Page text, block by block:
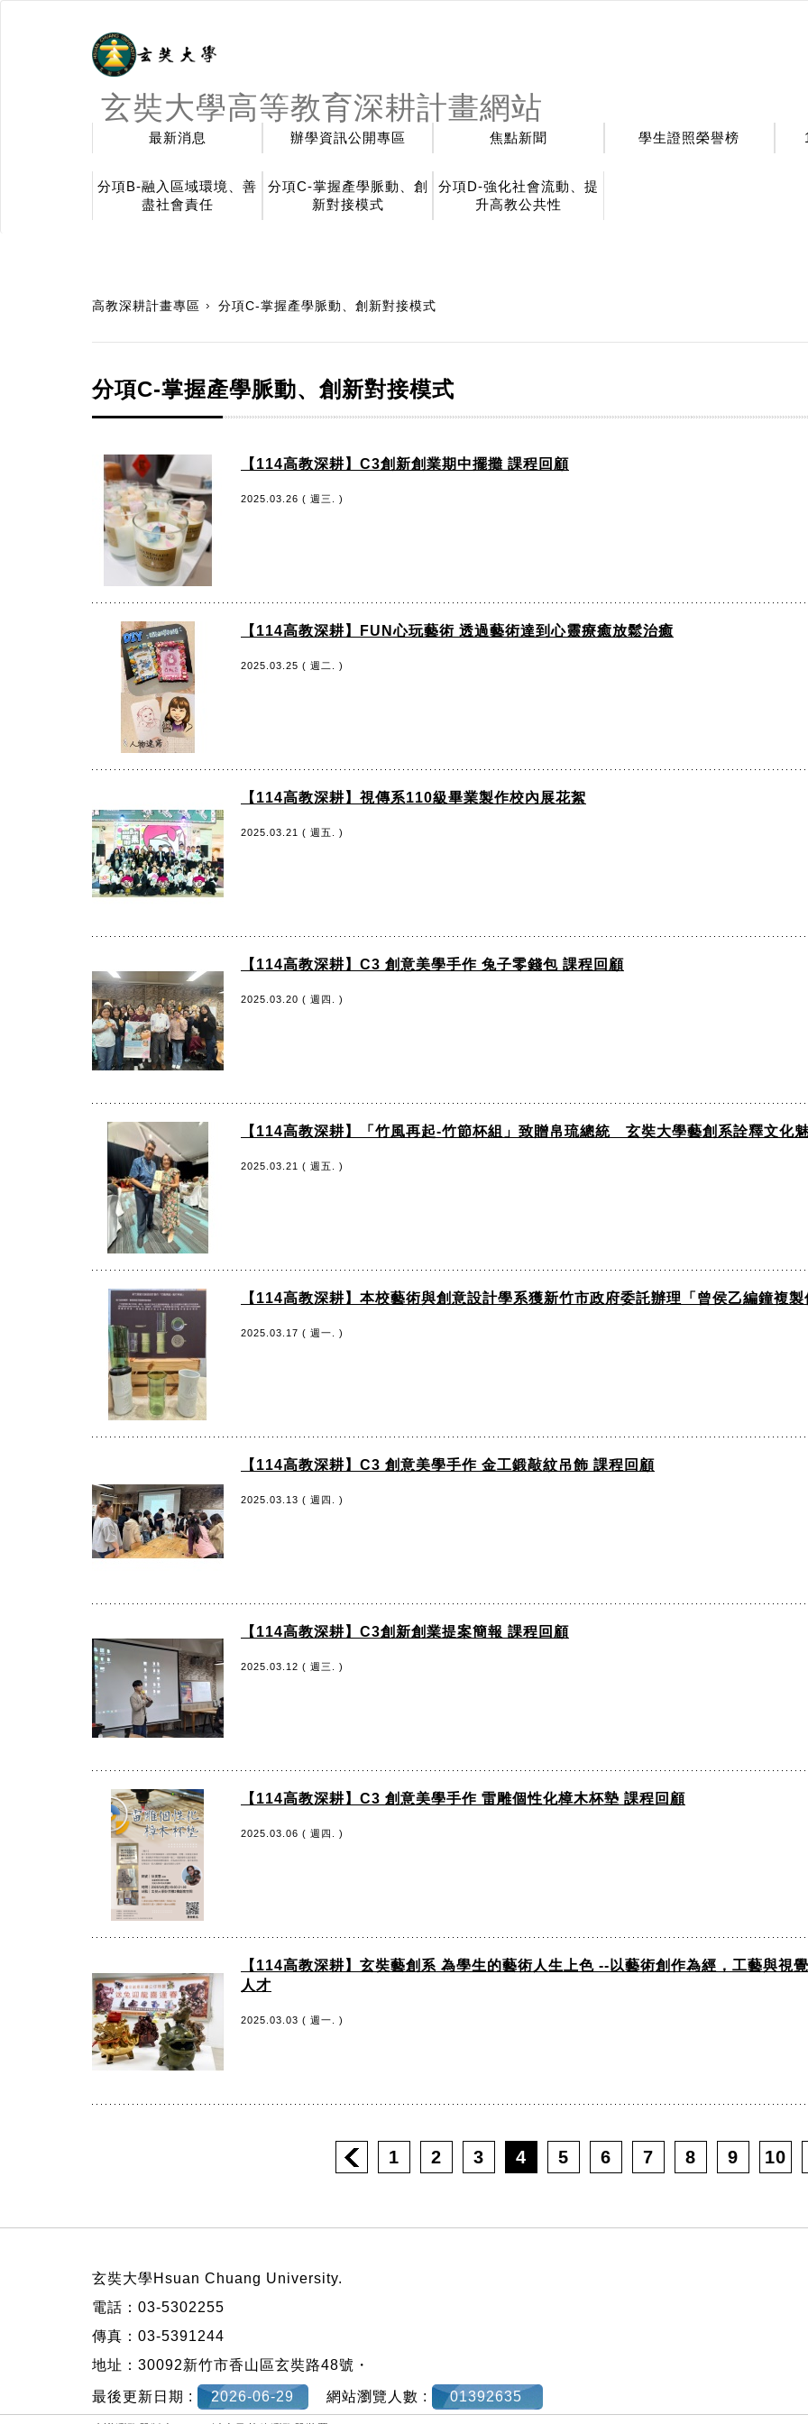
玄奘大學高等教育深耕計畫網站
最新消息 辦學資訊公開專區 焦點新聞 學生證照榮譽榜
分項B-融入區域環境、善
盡社會責任
分項C-掌握產學脈動、創
新對接模式
分項D-強化社會流動、提
升高教公共性
高教深耕計畫專區 分項C-掌握產學脈動、創新對接模式
分項C-掌握產學脈動、創新對接模式
【114高教深耕】C3創新創業期中擺攤 課程回顧
2025.03.26 ( 週三. )
【114高教深耕】FUN心玩藝術 透過藝術達到心靈療癒放鬆治癒
2025.03.25 ( 週二. )
【114高教深耕】視傳系110級畢業製作校內展花絮
2025.03.21 ( 週五. )
【114高教深耕】C3 創意美學手作 兔子零錢包 課程回顧
2025.03.20 ( 週四. )
【114高教深耕】「竹風再起-竹節杯組」致贈帛琉總統 玄奘大學藝創系詮釋文化
2025.03.21 ( 週五. )
【114高教深耕】本校藝術與創意設計學系獲新竹市政府委託辦理「曾侯乙編鐘複
2025.03.17 ( 週一. )
【114高教深耕】C3 創意美學手作 金工鍛敲紋吊飾 課程回顧
2025.03.13 ( 週四. )
【114高教深耕】C3創新創業提案簡報 課程回顧
2025.03.12 ( 週三. )
【114高教深耕】C3 創意美學手作 雷雕個性化樟木杯墊 課程回顧
2025.03.06 ( 週四. )
【114高教深耕】玄奘藝創系 為學生的藝術人生上色 --以藝術創作為經，工藝與視
人才
2025.03.03 ( 週一. )
1 2 3 4 5 6 7 8 9 10
玄奘大學Hsuan Chuang University.
電話：03-5302255
傳真：03-5391244
地址：30092新竹市香山區玄奘路48號・
最後更新日期 : 2026-06-29 網站瀏覽人數 : 01392635